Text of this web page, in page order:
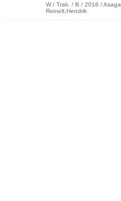
W / Trak. / B / 2016 /
Reinelt,Hendrik